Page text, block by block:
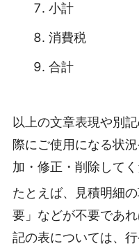
小計
消費税
合計
以上の文章表現や別
際にご使用になる状
加・修正・削除してく
たとえば、見積明細
要」などが不要であ
記の表については、